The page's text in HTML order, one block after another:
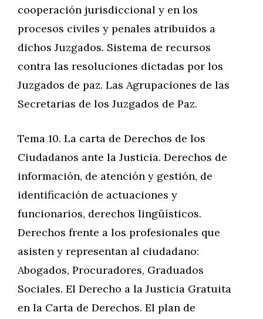
cooperación jurisdiccional y en los
procesos civiles y penales atribuidos a
dichos Juzgados. Sistema de recursos
contra las resoluciones dictadas por los
Juzgados de paz. Las Agrupaciones de las
Secretarias de los Juzgados de Paz.
Tema 10. La carta de Derechos de los
Ciudadanos ante la Justicia. Derechos de
información, de atención y gestión, de
identificación de actuaciones y
funcionarios, derechos lingüísticos.
Derechos frente a los profesionales que
asisten y representan al ciudadano:
Abogados, Procuradores, Graduados
Sociales. El Derecho a la Justicia Gratuita
en la Carta de Derechos. El plan de